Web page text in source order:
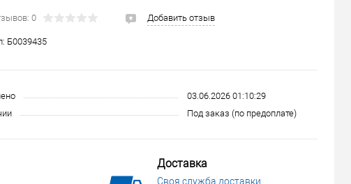
0 Добавить отзыв
Б0039435
03.06.2026 01:10:29
Под заказ (по предоплате)
Доставка
Своя служба доставки